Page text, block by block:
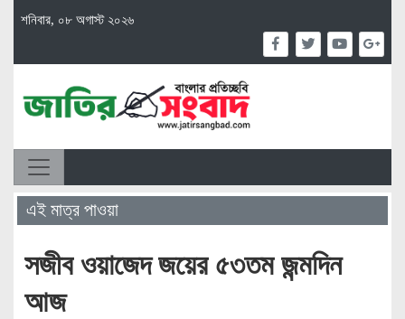
শনিবার, ০৮ অগাস্ট ২০২৬
এই মাত্র পাওয়া
সজীব ওয়াজেদ জয়ের ৫৩তম জন্মদিন
আজ